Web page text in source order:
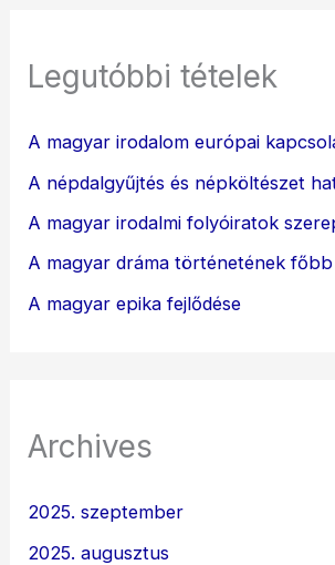
Legutóbbi tételek
A magyar irodalom európai
A népdalgyűjtés és népköltészet
A magyar irodalmi folyóiratok
A magyar dráma történetének főbb
A magyar epika fejlődése
Archives
2025. szeptember
2025. augusztus